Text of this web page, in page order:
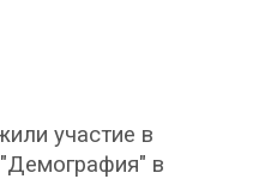
участие в
в